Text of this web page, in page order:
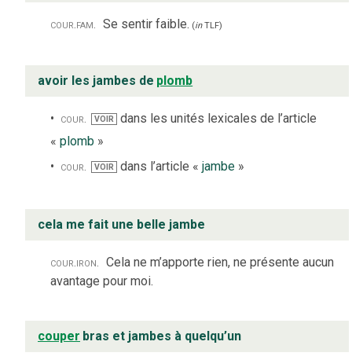
cour.fam. Se sentir faible. (inTLF)
avoir les jambes de plomb
cour. VOIR dans les unités lexicales de l’article
« plomb »
cour.
VOIR dans l’article « jambe»
cela me fait une belle jambe
cour. iron.
Cela ne m’apporte rien, ne présente aucun
avantage pour moi.
couper bras et jambes à quelqu’un